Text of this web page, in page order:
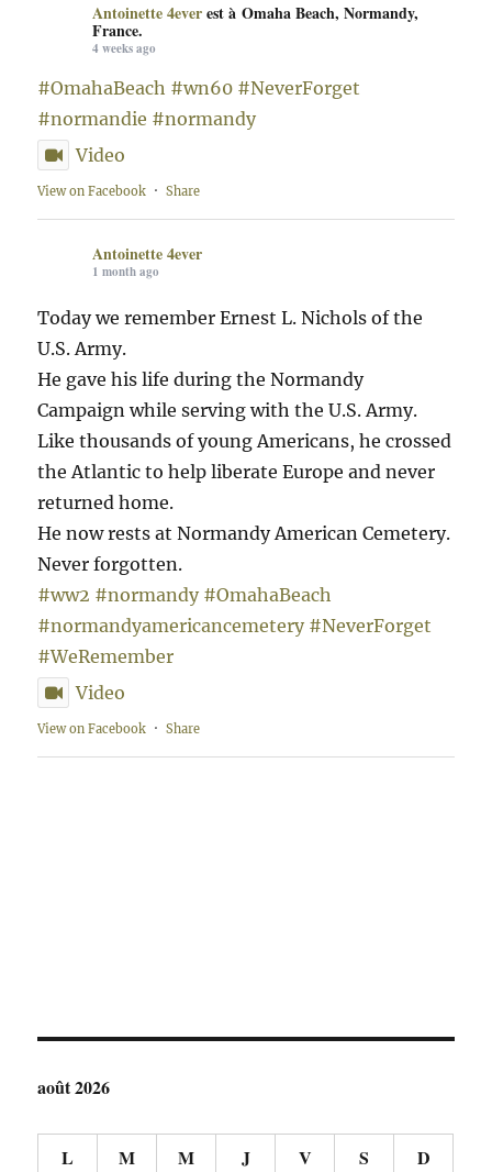
Antoinette 4ever est à Omaha Beach, Normandy,
France.
4 weeks ago
#OmahaBeach #wn60 #NeverForget
#normandie #normandy
Video
View on Facebook · Share
Antoinette 4ever
1 month ago
Today we remember Ernest L. Nichols of the
U.S. Army.
He gave his life during the Normandy
Campaign while serving with the U.S. Army.
Like thousands of young Americans, he crossed
the Atlantic to help liberate Europe and never
returned home.
He now rests at Normandy American Cemetery.
Never forgotten.
#ww2 #normandy #OmahaBeach
#normandyamericancemetery #NeverForget
#WeRemember
Video
View on Facebook · Share
août 2026
L M M J V S D